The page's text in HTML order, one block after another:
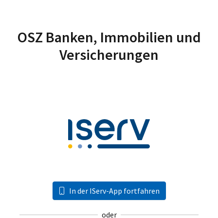
OSZ Banken, Immobilien und
Versicherungen
In der IServ-App fortfahren
oder